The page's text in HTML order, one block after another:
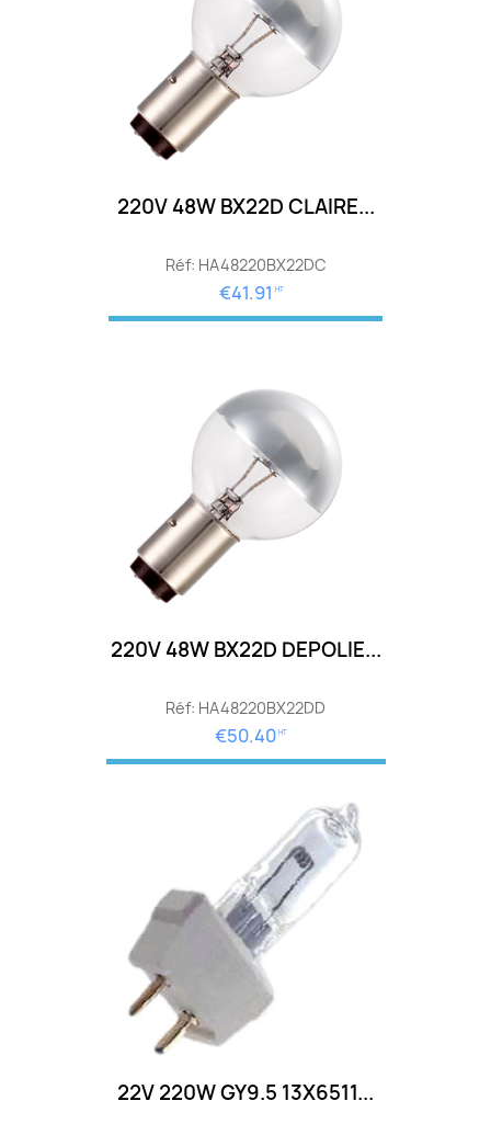
220V 48W BX22D CLAIRE...
Réf: HA48220BX22DC
€41.91 HT
220V 48W BX22D DEPOLIE...
Réf: HA48220BX22DD
€50.40 HT
22V 220W GY9.5 13X6511...